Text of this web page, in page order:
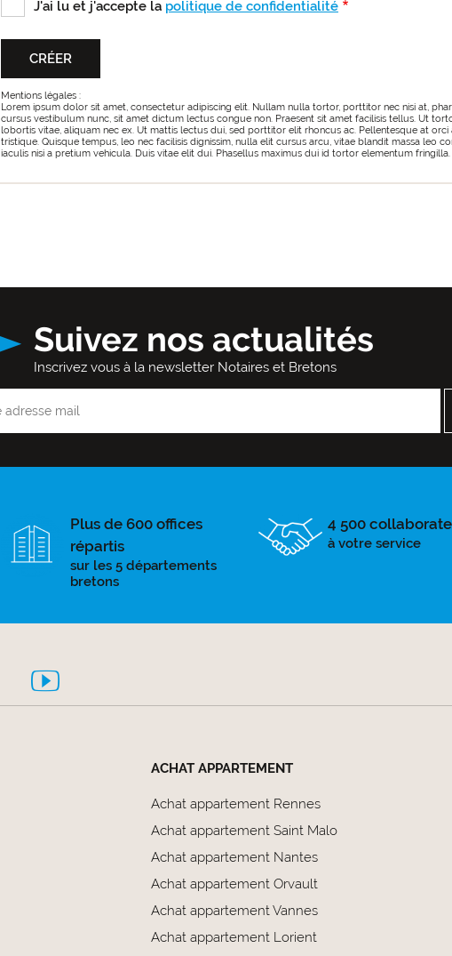
J'ai lu et j'accepte la politique de confidentialité
Mentions légales :
Lorem ipsum dolor sit amet, consectetur adipiscing elit. Nullam nulla tortor, porttitor nec nisi at,
cursus vestibulum nunc, sit amet dictum lectus congue non. Praesent sit amet facilisis tellus. Ut
lobortis vitae, aliquam nec ex. Ut mattis lectus dui, sed porttitor elit rhoncus ac. Pellentesque at
tristique. Quisque tempus, leo nec facilisis dignissim, nulla elit cursus arcu, vitae blandit massa leo
iaculis nisi a pretium vehicula. Duis vitae elit dui. Phasellus maximus dui id tortor elementum fringilla.
Suivez nos actualités
Inscrivez vous à la newsletter Notaires et Bretons
Plus de 600 offices
répartis
sur les 5 départements
bretons
4 500
à votre service
ACHAT APPARTEMENT
Achat appartement Rennes
Achat appartement Saint Malo
Achat appartement Nantes
Achat appartement Orvault
Achat appartement Vannes
Achat appartement Lorient